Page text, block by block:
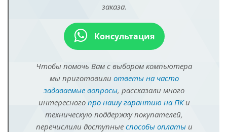
заказа.
Консультация
Чтобы помочь Вам с выбором компьютера
мы приготовили ответы на часто
задаваемые вопросы, рассказали много
интересного про нашу гарантию на ПКи
техническую поддержку покупателей,
перечислили доступные способы оплатыи